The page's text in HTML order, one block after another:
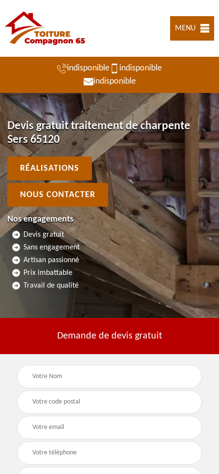
MENU
indisponible
indisponible
indisponible
Devis gratuit traitement de charpente
Sers 65120
RÉALISATIONS
NOUS CONTACTER
Nos engagements
Devis gratuit
Sans engagement
Artisan passionné
Prix imbattable
Travail de qualité
Demande de devis gratuit